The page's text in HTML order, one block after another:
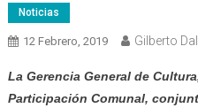
Noticias
12 Febrero, 2019 Gilberto
La Gerencia General de
Participación Comunal,